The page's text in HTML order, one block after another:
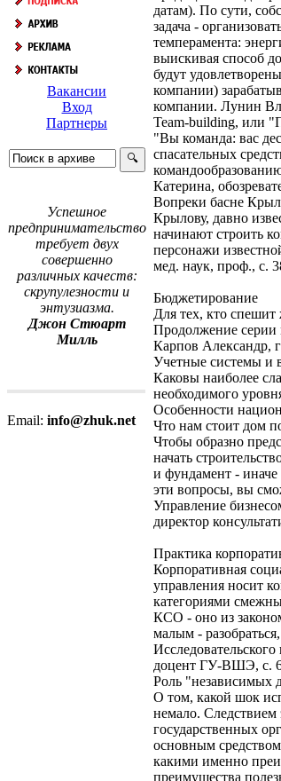
Вакансии
Вход
Партнеры
Успешное
предпринимательство
требует двух
совершенно
различных качеств:
скрупулезности и
энтузиазма.
Джон Стюарт
Милль
Email: info@zhuk.net
датам). По сути,
задача -
темперамента:
выискивая способ
будут
компании)
компании. Лунин
Team-building, или
"Вы команда: вас
спасательных
Катерина,
Вопреки басне
Крылову, давно
начинают строить
персонажи
мед. наук, проф., с.
Бюджетирование
Для тех, кто спешит
Продолжение серии
Карпов Александр,
Учетные системы и
Каковы наиболее
необходимого
Особенности
Что нам стоит дом
Чтобы образно
начать
и фундамент - иначе
эти вопросы, вы
Управление
директор
Практика
Корпоративная
управления носит
категориями
КСО - оно из
малым -
доцент ГУ-ВШЭ, с.
Роль "независимых
О том, какой шок
немало. Следствием
государственных
основным
какими именно
преимущества